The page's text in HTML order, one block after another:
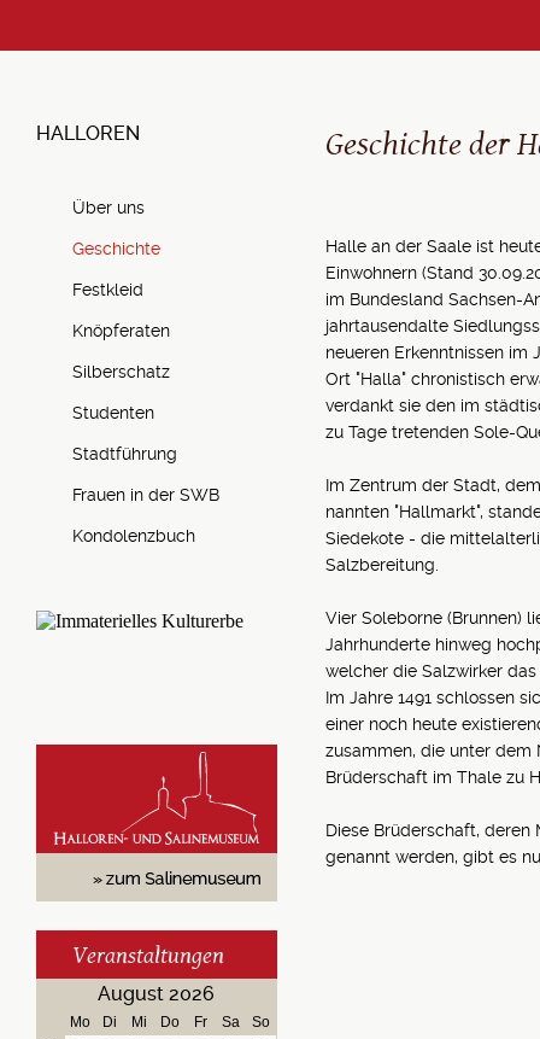
HALLOREN
Über uns
Geschichte
Festkleid
Knöpferaten
Silberschatz
Studenten
Stadtführung
Frauen in der SWB
Kondolenzbuch
Veranstaltungen
August 2026
Mo Di Mi Do Fr Sa
So
Geschichte der
Halle an der Saale ist
Einwohnern (Stand
im Bundesland Sachsen-
jahrtausendalte
neueren Erkenntnissen im
Ort "Halla" chronistisch
verdankt sie den im
zu Tage tretenden Sole-
Im Zentrum der Stadt,
nannten "Hallmarkt",
Siedekote - die
Salzbereitung.
Vier Soleborne (Brunnen)
Jahrhunderte hinweg
welcher die Salzwirker
Im Jahre 1491 schlossen
einer noch heute
zusammen, die unter dem
Brüderschaft im Thale zu
Diese Brüderschaft, deren
genannt werden, gibt es